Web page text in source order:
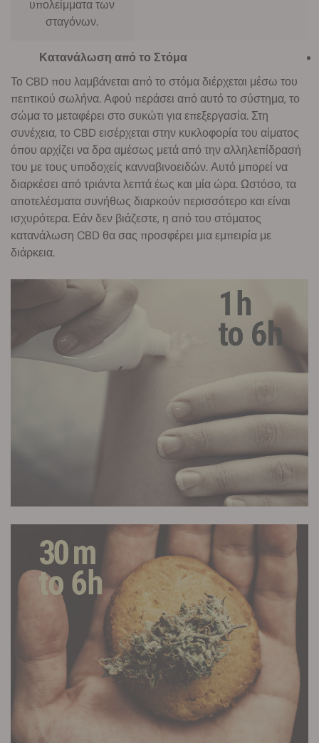
υπολείμματα των
σταγόνων.
Κατανάλωση από το Στόμα
Το CBD που λαμβάνεται από το στόμα διέρχεται μέσω του
πεπτικού σωλήνα. Αφού περάσει από αυτό το σύστημα, το
σώμα το μεταφέρει στο συκώτι για επεξεργασία. Στη
συνέχεια, το CBD εισέρχεται στην κυκλοφορία του αίματος
όπου αρχίζει να δρα αμέσως μετά από την αλληλεπίδρασή
του με τους υποδοχείς κανναβινοειδών. Αυτό μπορεί να
διαρκέσει από τριάντα λεπτά έως και μία ώρα. Ωστόσο, τα
αποτελέσματα συνήθως διαρκούν περισσότερο και είναι
ισχυρότερα. Εάν δεν βιάζεστε, η από του στόματος
κατανάλωση CBD θα σας προσφέρει μια εμπειρία με
διάρκεια.